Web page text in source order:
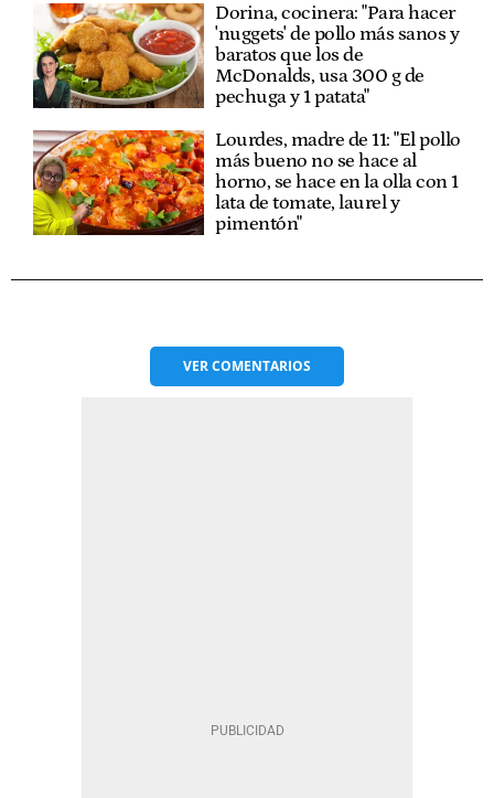
Dorina, cocinera: "Para hacer
'nuggets' de pollo más sanos y
baratos que los de
McDonalds, usa 300 g de
pechuga y 1 patata"
Lourdes, madre de 11: "El pollo
más bueno no se hace al
horno, se hace en la olla con 1
lata de tomate, laurel y
pimentón"
VERCOMENTARIOS